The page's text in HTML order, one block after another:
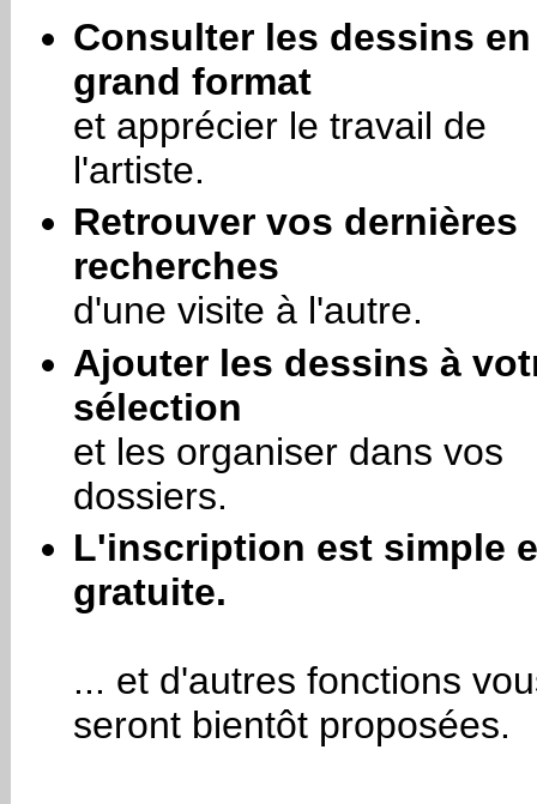
Consulter les dessins en
grand format
et apprécier le travail de
l'artiste.
Retrouver vos dernières
recherches
d'une visite à l'autre.
Ajouter les dessins à
sélection
et les organiser dans vos
dossiers.
L'inscription est simple
gratuite.
... et d'autres fonctions
seront bientôt proposées.